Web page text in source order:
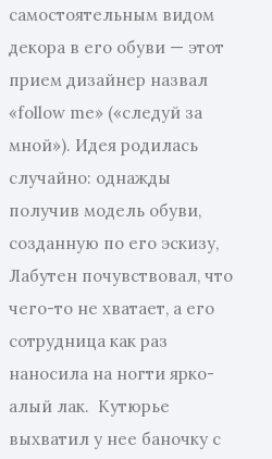
самостоятельным видом
декора в его обуви — этот
прием дизайнер назвал
«follow me» («следуй за
мной»). Идея родилась
случайно: однажды
получив модель обуви,
созданную по его эскизу,
Лабутен почувствовал, что
чего-то не хватает, а его
сотрудница как раз
наносила на ногти ярко-
алый лак. Кутюрье
выхватил у нее баночку с